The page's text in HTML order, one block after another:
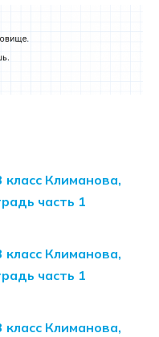
класс Климанова,
часть 1
класс Климанова,
часть 1
класс Климанова,